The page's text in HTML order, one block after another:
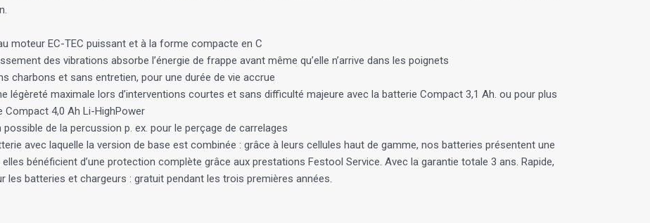
moteur EC-TEC puissant et à la forme compacte en C
des vibrations absorbe l’énergie de frappe avant même qu’elle n’arrive dans les poignets
charbons et sans entretien, pour une durée de vie accrue
légèreté maximale lors d’interventions courtes et sans difficulté majeure avec la batterie Compact 3,1 Ah. ou pour plus
Compact 4,0 Ah Li-HighPower
de la percussion p. ex. pour le perçage de carrelages
avec laquelle la version de base est combinée : grâce à leurs cellules haut de gamme, nos batteries présentent une
bénéficient d’une protection complète grâce aux prestations Festool Service. Avec la garantie totale 3 ans. Rapide,
les batteries et chargeurs : gratuit pendant les trois premières années.